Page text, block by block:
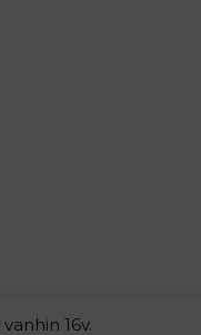
16v.